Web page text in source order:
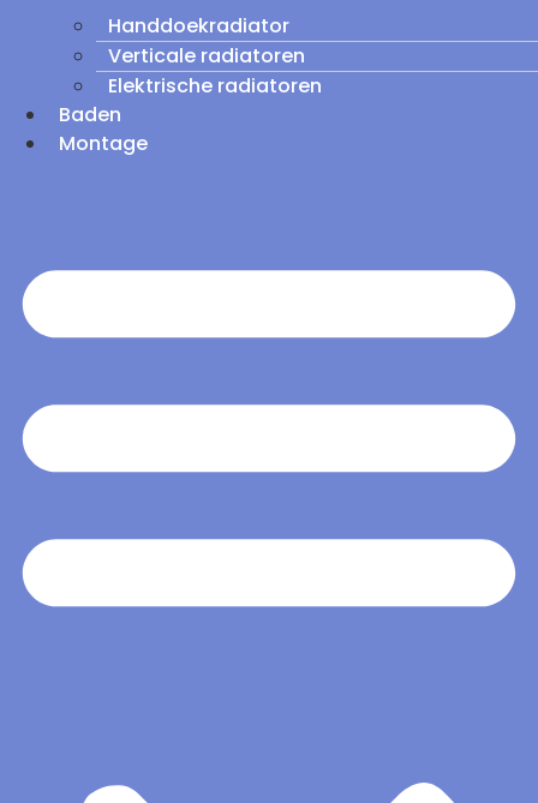
Handdoekradiator
Verticale radiatoren
Elektrische radiatoren
Baden
Montage